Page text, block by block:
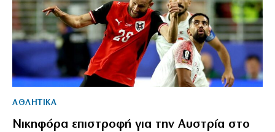
ΑΘΛΗΤΙΚΑ
Νικηφόρα επιστροφή για την Αυστρία στο